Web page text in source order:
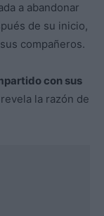
a abandonar
de su inicio,
compañeros.
con sus
la razón de